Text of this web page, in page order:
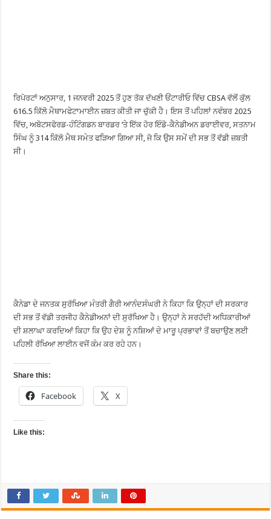
ਰਿਪੋਰਟਾਂ ਅਨੁਸਾਰ, 1 ਜਨਵਰੀ 2025 ਤੋਂ ਹੁਣ ਤੱਕ ਦੱਖਣੀ ਓਂਟਾਰੀਓ ਵਿੱਚ CBSA ਵੱਲੋਂ ਕੁੱਲ
616.5 ਕਿੱਲੋ ਮੈਥਾਮਫੇਟਾਮਾਈਨ ਜ਼ਬਤ ਕੀਤੀ ਜਾ ਚੁੱਕੀ ਹੈ। ਇਸ ਤੋਂ ਪਹਿਲਾਂ ਨਵੰਬਰ 2025
ਵਿੱਚ, ਅਬੋਟਸਫੋਰਡ-ਹੰਟਿੰਗਡਨ ਬਾਰਡਰ ‘ਤੇ ਇੱਕ ਹੋਰ ਇੰਡੋ-ਕੈਨੇਡੀਅਨ ਡਰਾਈਵਰ, ਸਤਨਾਮ
ਸਿੰਘ ਨੂੰ 314 ਕਿੱਲੋ ਮੈਥ ਸਮੇਤ ਫੜਿਆ ਗਿਆ ਸੀ, ਜੋ ਕਿ ਉਸ ਸਮੇਂ ਦੀ ਸਭ ਤੋਂ ਵੱਡੀ ਜ਼ਬਤੀ
ਸੀ।
ਕੈਨੇਡਾ ਦੇ ਜਨਤਕ ਸੁਰੱਖਿਆ ਮੰਤਰੀ ਗੈਰੀ ਆਨੰਦਸੰਘਰੀ ਨੇ ਕਿਹਾ ਕਿ ਉਨ੍ਹਾਂ ਦੀ ਸਰਕਾਰ
ਦੀ ਸਭ ਤੋਂ ਵੱਡੀ ਤਰਜੀਹ ਕੈਨੇਡੀਅਨਾਂ ਦੀ ਸੁਰੱਖਿਆ ਹੈ। ਉਨ੍ਹਾਂ ਨੇ ਸਰਹੱਦੀ ਅਧਿਕਾਰੀਆਂ
ਦੀ ਸ਼ਲਾਘਾ ਕਰਦਿਆਂ ਕਿਹਾ ਕਿ ਉਹ ਦੇਸ਼ ਨੂੰ ਨਸ਼ਿਆਂ ਦੇ ਮਾਰੂ ਪ੍ਰਭਾਵਾਂ ਤੋਂ ਬਚਾਉਣ ਲਈ
ਪਹਿਲੀ ਰੱਖਿਆ ਲਾਈਨ ਵਜੋਂ ਕੰਮ ਕਰ ਰਹੇ ਹਨ।
Share this:
Facebook X
Like this: